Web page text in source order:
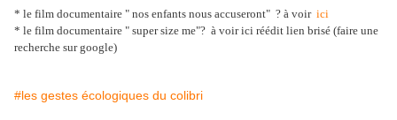
* le film documentaire " nos enfants nous accuseront" ? à voir ici
* le film documentaire " super size me"? à voir ici réédit lien brisé (faire une
recherche sur google)
#les gestes écologiques du colibri